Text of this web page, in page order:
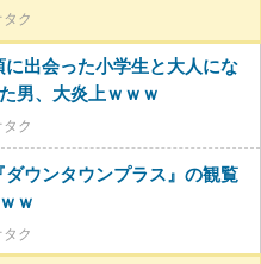
タク
に出会った小学生と大人にな
男、大炎上ｗｗｗ
タク
ダウンタウンプラス』の観覧
ｗ
タク